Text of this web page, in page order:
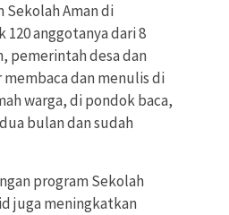
Sekolah Aman di
anggotanya dari 8
pemerintah desa dan
dan menulis di
warga, di pondok baca,
bulan dan sudah
program Sekolah
juga meningkatkan